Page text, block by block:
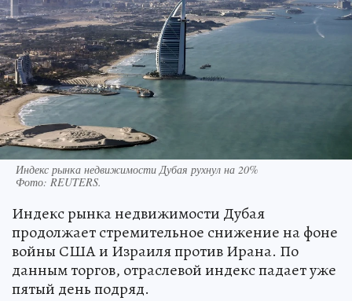
Индекс рынка недвижимости Дубая рухнул на 20%
Фото: REUTERS.
Индекс рынка недвижимости Дубая
продолжает стремительное снижение на фоне
войны США и Израиля против Ирана. По
данным торгов, отраслевой индекс падает уже
пятый день подряд.